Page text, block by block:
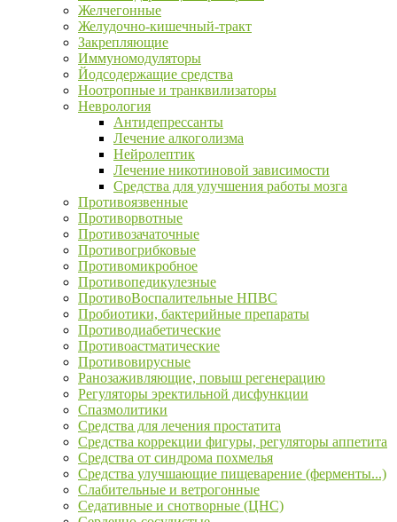
Желчегонные
Желудочно-кишечный-тракт
Закрепляющие
Иммуномодуляторы
Йодсодержащие средства
Ноотропные и транквилизаторы
Неврология
Антидепрессанты
Лечение алкоголизма
Нейролептик
Лечение никотиновой зависимости
Средства для улучшения работы мозга
Противоязвенные
Противорвотные
Противозачаточные
Противогрибковые
Противомикробное
Противопедикулезные
ПротивоВоспалительные НПВС
Пробиотики, бактерийные препараты
Противодиабетические
Противоастматические
Противовирусные
Ранозаживляющие, повыш регенерацию
Регуляторы эректильной дисфункции
Спазмолитики
Средства для лечения простатита
Средства коррекции фигуры, регуляторы аппетита
Средства от синдрома похмелья
Средства улучшающие пищеварение (ферменты...)
Слабительные и ветрогонные
Седативные и снотворные (ЦНС)